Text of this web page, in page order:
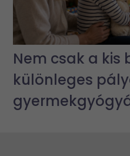
Nem csak a
különleges